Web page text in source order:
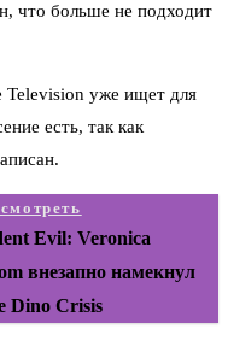
что больше не подходит
Television уже ищет для
есть, так как
Evil: Veronica
внезапно намекнул
Dino Crisis